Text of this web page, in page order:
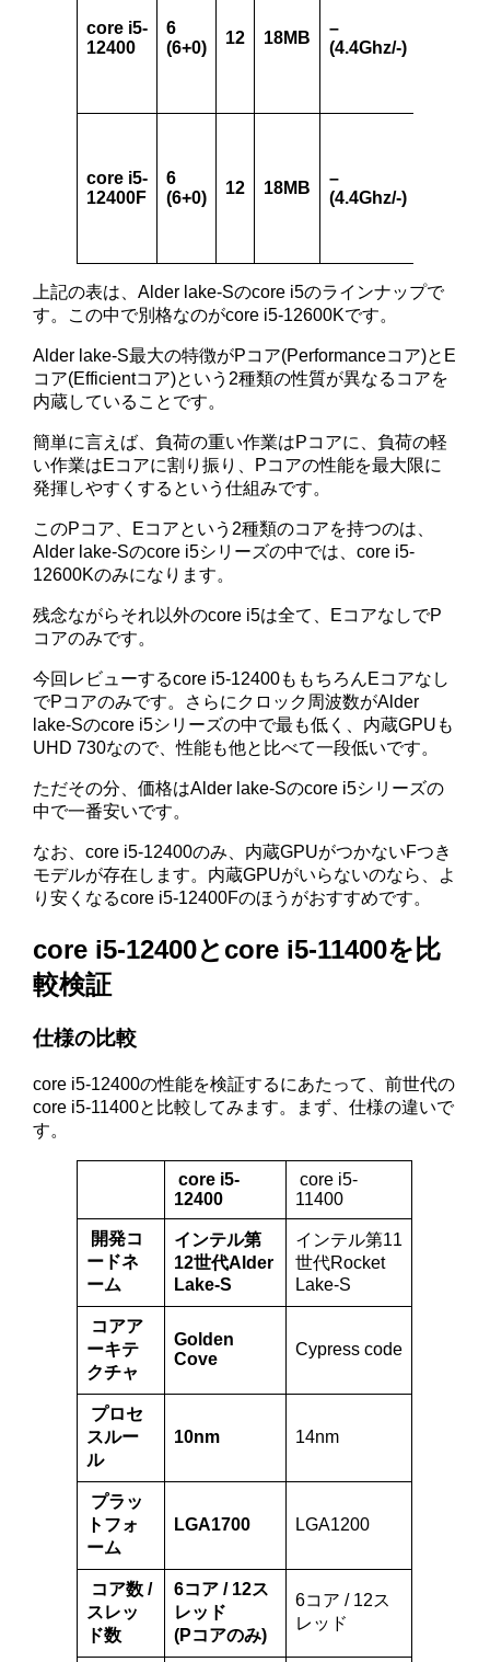
core i5-
12400
6
(6+0)
12 18MB
–
(4.4Ghz/-)
core i5-
12400F
6
(6+0)
12 18MB
–
(4.4Ghz/-)
上記の表は、Alder lake-Sのcore i5のラインナップで
す。この中で別格なのがcore i5-12600Kです。
Alder lake-S最大の特徴がPコア(Performanceコア)とE
コア(Efficientコア)という2種類の性質が異なるコアを
内蔵していることです。
簡単に言えば、負荷の重い作業はPコアに、負荷の軽
い作業はEコアに割り振り、Pコアの性能を最大限に
発揮しやすくするという仕組みです。
このPコア、Eコアという2種類のコアを持つのは、
Alder lake-Sのcore i5シリーズの中では、core i5-
12600Kのみになります。
残念ながらそれ以外のcore i5は全て、EコアなしでP
コアのみです。
今回レビューするcore i5-12400ももちろんEコアなし
でPコアのみです。さらにクロック周波数がAlder
lake-Sのcore i5シリーズの中で最も低く、内蔵GPUも
UHD 730なので、性能も他と比べて一段低いです。
ただその分、価格はAlder lake-Sのcore i5シリーズの
中で一番安いです。
なお、core i5-12400のみ、内蔵GPUがつかないFつき
モデルが存在します。内蔵GPUがいらないのなら、よ
り安くなるcore i5-12400Fのほうがおすすめです。
core i5-12400とcore i5-11400を比
較検証
仕様の比較
core i5-12400の性能を検証するにあたって、前世代の
core i5-11400と比較してみます。まず、仕様の違いで
す。
core i5-
12400
core i5-
11400
開発コ
ードネ
ーム
インテル第
12世代Alder
Lake-S
インテル第11
世代Rocket
Lake-S
コアア
ーキテ
クチャ
Golden
Cove
Cypress code
プロセ
スルー
ル
10nm 14nm
プラッ
トフォ
ーム
LGA1700 LGA1200
コア数 /
スレッ
ド数
6コア / 12ス
レッド
(Pコアのみ)
6コア / 12ス
レッド